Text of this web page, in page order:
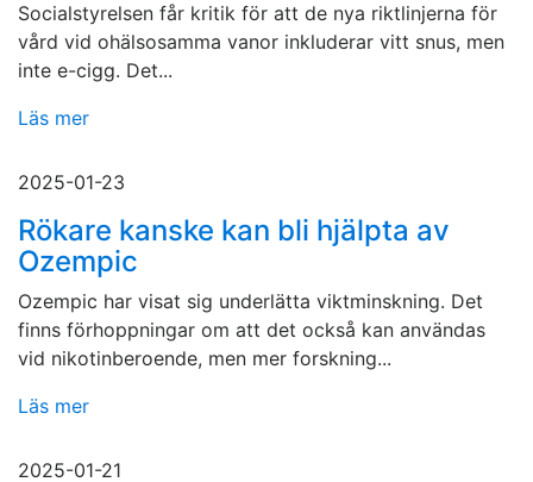
Socialstyrelsen får kritik för att de nya riktlinjerna för
vård vid ohälsosamma vanor inkluderar vitt snus, men
inte e-cigg. Det...
Läs mer
2025-01-23
Rökare kanske kan bli hjälpta av
Ozempic
Ozempic har visat sig underlätta viktminskning. Det
finns förhoppningar om att det också kan användas
vid nikotinberoende, men mer forskning...
Läs mer
2025-01-21